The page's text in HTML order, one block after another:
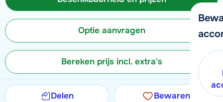
Optie aanvragen
Bereken prijs incl. extra's
Delen Bewaren